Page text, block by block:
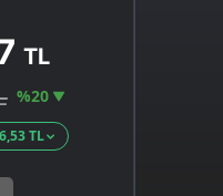
TL
%20
TL